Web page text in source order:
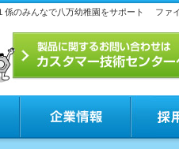
係のみんなで八万幼稚園をサポート ファ